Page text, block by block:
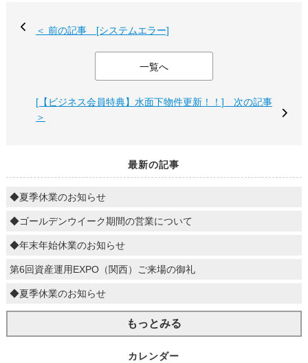
＜ 前の記事 [システムエラー]
一覧へ
[【ビジネス会員特典】水面下物件更新！！] 次の記事
＞
最新の記事
◆夏季休業のお知らせ
◆ゴールデンウイーク期間の営業について
◆年末年始休業のお知らせ
第6回資産運用EXPO（関西）ご来場の御礼
◆夏季休業のお知らせ
もっとみる
カレンダー